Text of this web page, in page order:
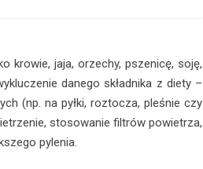
krowie, jaja, orzechy, pszenicę, soję,
danego składnika z diety –
(np. na pyłki, roztocza, pleśnie czy
stosowanie filtrów powietrza,
pylenia.